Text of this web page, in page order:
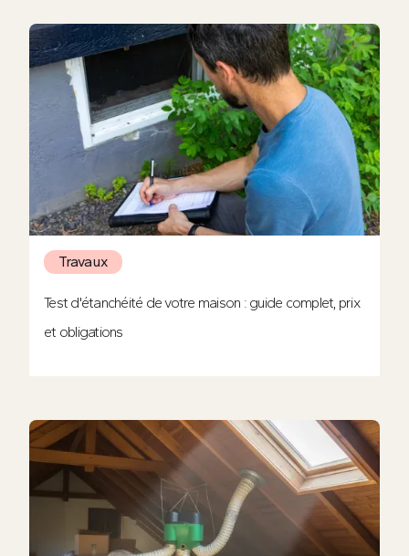
Travaux
Test d'étanchéité de votre maison : guide complet, prix
et obligations